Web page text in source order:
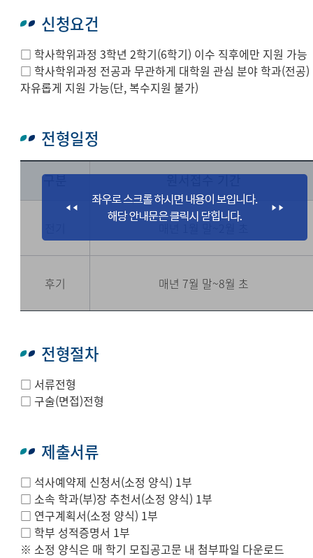
신청요건
□ 학사학위과정 3학년 2학기(6학기) 이수 직후에만 지원 가능
□ 학사학위과정 전공과 무관하게 대학원 관심 분야 학과(전공)
자유롭게 지원 가능(단, 복수지원 불가)
전형일정
구분 원서접수 기간
후기 매년 7월 말~8월 초
전형절차
□ 서류전형
□ 구술(면접)전형
제출서류
□ 석사예약제 신청서(소정 양식) 1부
□ 소속 학과(부)장 추천서(소정 양식) 1부
□ 연구계획서(소정 양식) 1부
□ 학부 성적증명서 1부
※ 소정 양식은 매 학기 모집공고문 내 첨부파일 다운로드